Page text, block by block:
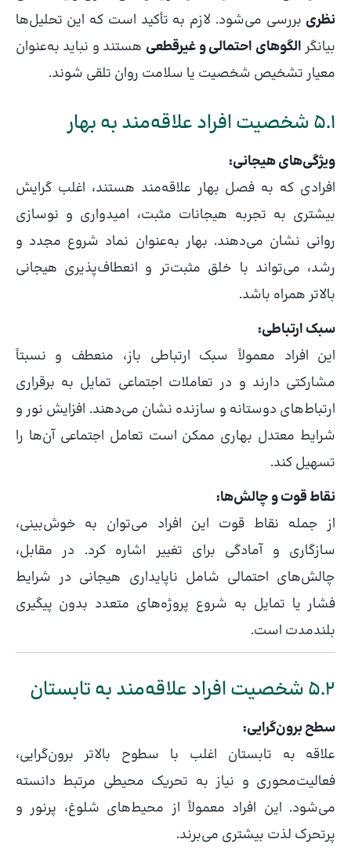
نظری بررسی می‌شود. لازم به تأکید است که این تحلیل‌ها
بیانگر الگوهای احتمالی و غیرقطعی هستند و نباید به‌عنوان
معیار تشخیص شخصیت یا سلامت روان تلقی شوند.
5.1 شخصیت افراد علاقه‌مند به بهار
ویژگی‌های هیجانی:
افرادی که به فصل بهار علاقه‌مند هستند، اغلب گرایش
بیشتری به تجربه هیجانات مثبت، امیدواری و نوسازی
روانی نشان می‌دهند. بهار به‌عنوان نماد شروع مجدد و
رشد، می‌تواند با خلق مثبت‌تر و انعطاف‌پذیری هیجانی
بالاتر همراه باشد.
سبک ارتباطی:
این افراد معمولاً سبک ارتباطی باز، منعطف و نسبتاً
مشارکتی دارند و در تعاملات اجتماعی تمایل به برقراری
ارتباط‌های دوستانه و سازنده نشان می‌دهند. افزایش نور و
شرایط معتدل بهاری ممکن است تعامل اجتماعی آن‌ها را
تسهیل کند.
نقاط قوت و چالش‌ها:
از جمله نقاط قوت این افراد می‌توان به خوش‌بینی،
سازگاری و آمادگی برای تغییر اشاره کرد. در مقابل،
چالش‌های احتمالی شامل ناپایداری هیجانی در شرایط
فشار یا تمایل به شروع پروژه‌های متعدد بدون پیگیری
بلندمدت است.
5.2 شخصیت افراد علاقه‌مند به تابستان
سطح برون‌گرایی:
علاقه به تابستان اغلب با سطوح بالاتر برون‌گرایی،
فعالیت‌محوری و نیاز به تحریک محیطی مرتبط دانسته
می‌شود. این افراد معمولاً از محیط‌های شلوغ، پرنور و
پرتحرک لذت بیشتری می‌برند.